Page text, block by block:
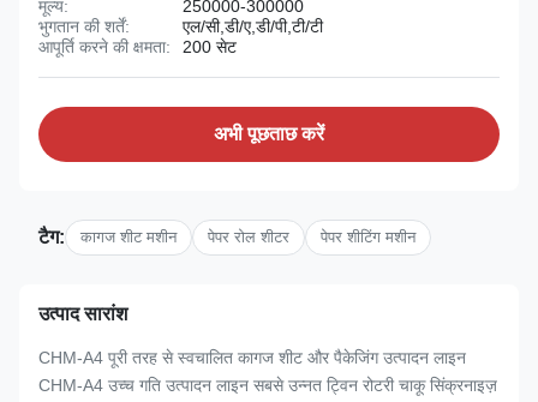
मूल्य:
250000-300000
भुगतान की शर्तें:
एल/सी,डी/ए,डी/पी,टी/टी
आपूर्ति करने की क्षमता:
200 सेट
अभी पूछताछ करें
टैग: कागज शीट मशीन पेपर रोल शीटर पेपर शीटिंग मशीन
उत्पाद सारांश
CHM-A4 पूरी तरह से स्वचालित कागज शीट और पैकेजिंग उत्पादन लाइन
CHM-A4 उच्च गति उत्पादन लाइन सबसे उन्नत ट्विन रोटरी चाकू सिंक्रनाइज़